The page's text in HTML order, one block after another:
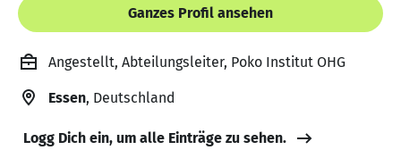
Ganzes Profil ansehen
Angestellt, Abteilungsleiter, Poko Institut OHG
Essen, Deutschland
Logg Dich ein, um alle Einträge zu sehen.